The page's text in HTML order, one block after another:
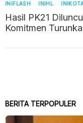
INIFLASH INIHL
Hasil PK21
Komitmen
BERITA TERPOPULER